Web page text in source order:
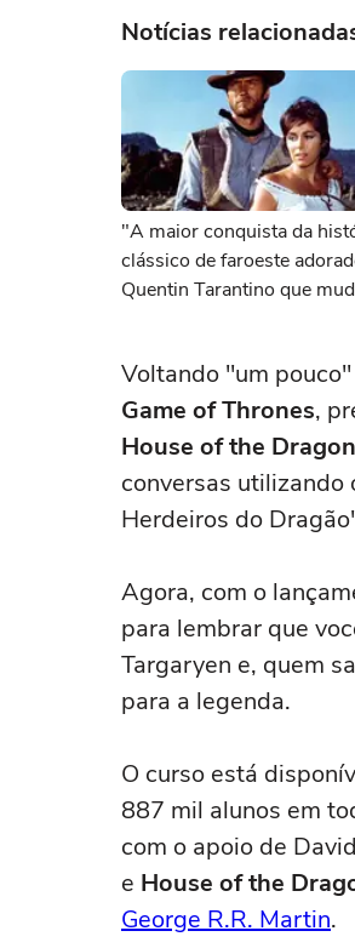
Notícias
"A maior conquista da
clássico de faroeste
Quentin Tarantino que
Voltando "um
Game of Thrones,
House of the Dragon
conversas
Herdeiros do
Agora, com o
para lembrar que
Targaryen e, quem
para a legenda.
O curso está
887 mil alunos em
com o apoio de
e House of the
George R.R. Martin.